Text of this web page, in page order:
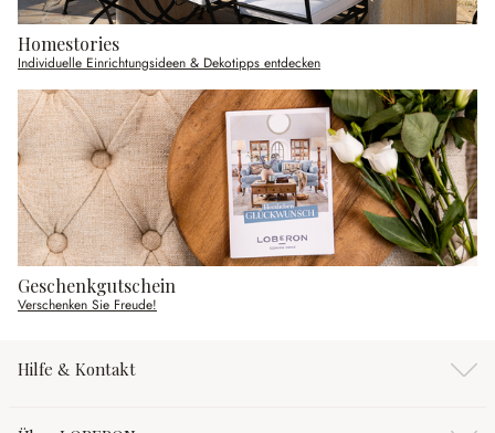
Homestories
Individuelle Einrichtungsideen & Dekotipps entdecken
Geschenkgutschein
Verschenken Sie Freude!
Hilfe & Kontakt